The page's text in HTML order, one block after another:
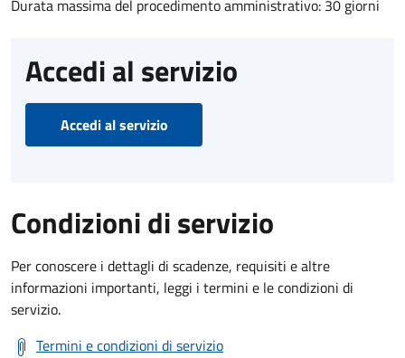
Durata massima del procedimento amministrativo: 30 giorni
Accedi al servizio
Accedi al servizio
Condizioni di servizio
Per conoscere i dettagli di scadenze, requisiti e altre
informazioni importanti, leggi i termini e le condizioni di
servizio.
Termini e condizioni di servizio